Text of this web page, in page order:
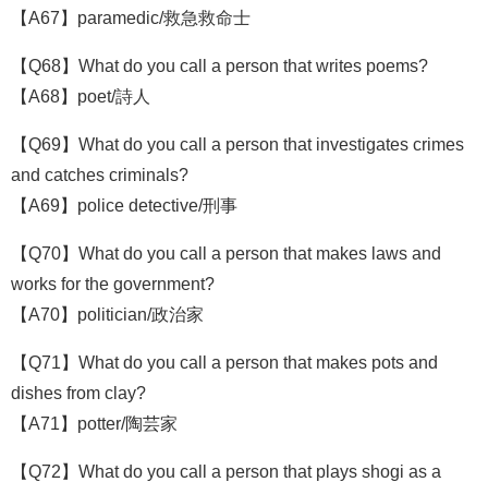
【A67】paramedic/救急救命士
【Q68】What do you call a person that writes poems?
【A68】poet/詩人
【Q69】What do you call a person that investigates crimes
and catches criminals?
【A69】police detective/刑事
【Q70】What do you call a person that makes laws and
works for the government?
【A70】politician/政治家
【Q71】What do you call a person that makes pots and
dishes from clay?
【A71】potter/陶芸家
【Q72】What do you call a person that plays shogi as a